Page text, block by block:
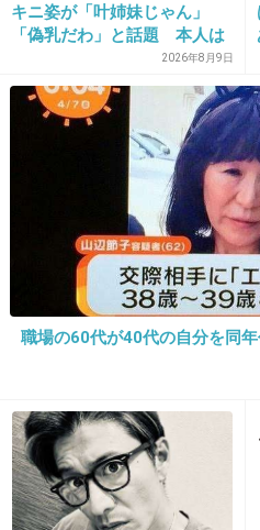
15. 匿名2026/07/07(火) 22:36:09
信用金庫は大丈夫だよね？
1件の返信
飲み屋さんだけでなく美
多いってヤフコメに書い
現金で払ってあげるのが
キニ姿が「叶姉妹じゃん」
「偽乳だわ」と話題 本人は
「胸は加工はしてないの
で…」
2026年8月9日
職場の60代が40代の自分を同